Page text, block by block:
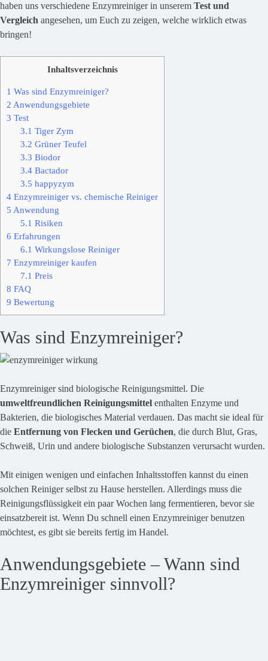
haben uns verschiedene Enzymreiniger in unserem Test und
Vergleich angesehen, um Euch zu zeigen, welche wirklich etwas
bringen!
Inhaltsverzeichnis
1 Was sind Enzymreiniger?
2 Anwendungsgebiete
3 Test
3.1 Tiger Zym
3.2 Grüner Teufel
3.3 Biodor
3.4 Bactador
3.5 happyzym
4 Enzymreiniger vs. chemische Reiniger
5 Anwendung
5.1 Risiken
6 Erfahrungen
6.1 Wirkungslose Reiniger
7 Enzymreiniger kaufen
7.1 Preis
8 FAQ
9 Bewertung
Was sind Enzymreiniger?
Enzymreiniger sind biologische Reinigungsmittel. Die
umweltfreundlichen Reinigungsmittel enthalten Enzyme und
Bakterien, die biologisches Material verdauen. Das macht sie ideal für
die Entfernung von Flecken und Gerüchen, die durch Blut, Gras,
Schweiß, Urin und andere biologische Substanzen verursacht wurden.
Mit einigen wenigen und einfachen Inhaltsstoffen kannst du einen
solchen Reiniger selbst zu Hause herstellen. Allerdings muss die
Reinigungsflüssigkeit ein paar Wochen lang fermentieren, bevor sie
einsatzbereit ist. Wenn Du schnell einen Enzymreiniger benutzen
möchtest, es gibt sie bereits fertig im Handel.
Anwendungsgebiete – Wann sind
Enzymreiniger sinnvoll?